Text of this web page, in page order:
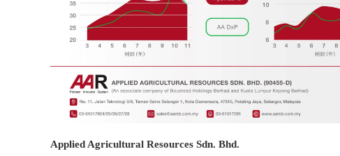
Applied Agricultural Resources Sdn. Bhd.